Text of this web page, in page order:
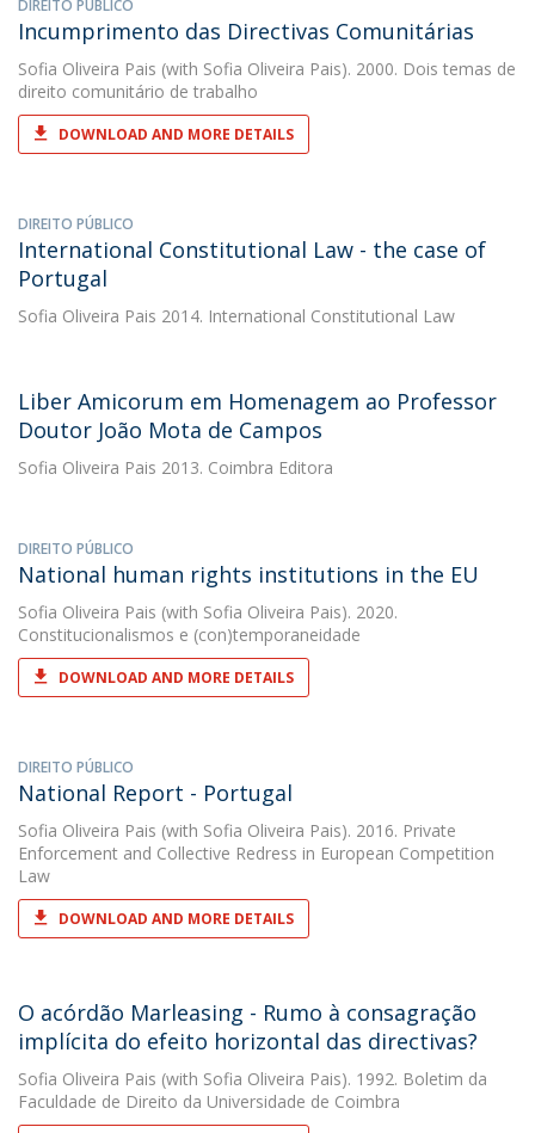
DIREITO PÚBLICO
Incumprimento das Directivas Comunitárias
Sofia Oliveira Pais (with Sofia Oliveira Pais). 2000. Dois temas de
direito comunitário de trabalho
DOWNLOAD AND MORE DETAILS
DIREITO PÚBLICO
International Constitutional Law - the case of
Portugal
Sofia Oliveira Pais 2014. International Constitutional Law
Liber Amicorum em Homenagem ao Professor
Doutor João Mota de Campos
Sofia Oliveira Pais 2013. Coimbra Editora
DIREITO PÚBLICO
National human rights institutions in the EU
Sofia Oliveira Pais (with Sofia Oliveira Pais). 2020.
Constitucionalismos e (con)temporaneidade
DOWNLOAD AND MORE DETAILS
DIREITO PÚBLICO
National Report - Portugal
Sofia Oliveira Pais (with Sofia Oliveira Pais). 2016. Private
Enforcement and Collective Redress in European Competition
Law
DOWNLOAD AND MORE DETAILS
O acórdão Marleasing - Rumo à consagração
implícita do efeito horizontal das directivas?
Sofia Oliveira Pais (with Sofia Oliveira Pais). 1992. Boletim da
Faculdade de Direito da Universidade de Coimbra